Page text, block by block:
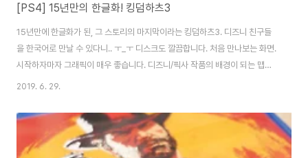
[PS4] 15년만의 한글화! 킹덤하츠3
15년만에 한글화가 된, 그 스토리의 마지막이라는 킹덤하츠3. 디즈니 친구들
을 한국어로 만날 수 있다니.. ㅜ_ㅜ 디스크도 깔끔합니다. 처음 만나보는 화면.
시작하자마자 그래픽이 매우 좋습니다. 디즈니/픽사 작품의 배경이 되는 맵들
에 가서, 그 캐릭터들과 친구가 되고 함께 싸우게 되는 방식. 일단 디즈니 친구
이드에 따라 바뀌는 액션과 스킬이 굉장히 화려하고, 친구들과 함께 하는 스킬
액션도 정말 화려합니다. 쉽게 보면 단순한 O버튼 연타지만, 여러 스킬들을 이
어가며 쓸 수 있게 만들어 둠으로써, 굉장히 화려하고 즐거운 액션을 만들어 냅
2019. 6. 29.